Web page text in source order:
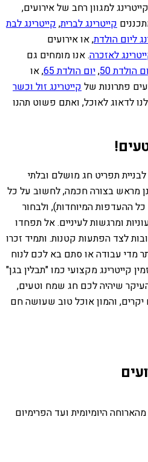
למגוון רחב של אירועים,
קייטרינג לברית,קייטרינג לבת
ליום הולדת, או אירועים
לאזכרה. אנו מומחים גם
הולדת 50 ,יום הולדת 65
, או
פתרונות שלקייטרינג זול וכשר
לדאוג לאוכל, ואתם פשוט תהנו
תפריט חג מושלם ובלתי
מראש בצורה חכמה, לחשוב על כל
ההעדפות המיוחדות), ולבחור
ומרגשות לעיניים. אל תפחדו
לצד הפתעות קטנות. ותמיד זכרו
מדי עבודה או סתם בא לכם לנוח
קייטרינג מקצועי כמו "תבלין בגן"
שיהיה לכם חג שמח וטעים,
והמון אוכל טוב שעושה חם
היומיומית ועד הפרימיום